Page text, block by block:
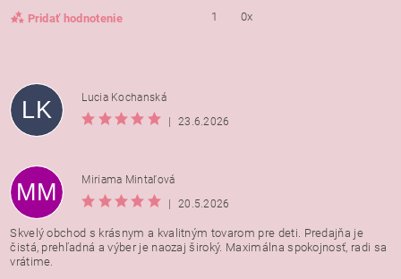
Pridať hodnotenie
1
0x
LK
Lucia Kochanská
|
23.6.2026
MM
Miriama Mintaľová
|
20.5.2026
Skvelý obchod s krásnym a kvalitným tovarom pre deti. Predajňa je
čistá, prehľadná a výber je naozaj široký. Maximálna spokojnosť, radi sa
vrátime.